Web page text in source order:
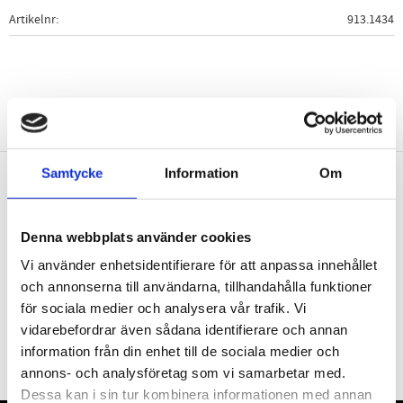
Samtycke Information Om
Denna webbplats använder cookies
Vi använder enhetsidentifierare för att anpassa innehållet
och annonserna till användarna, tillhandahålla funktioner
för sociala medier och analysera vår trafik. Vi
vidarebefordrar även sådana identifierare och annan
information från din enhet till de sociala medier och
annons- och analysföretag som vi samarbetar med.
Dessa kan i sin tur kombinera informationen med annan
Artikelnr 913.1434
Nyhetsbrev
PRENUMERERA
Dina personuppgifter behandlas i enlighet med vår integritetspolicy